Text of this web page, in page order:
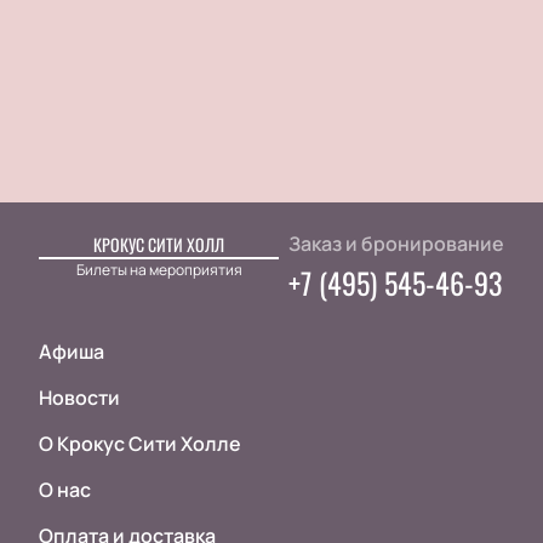
КРОКУС СИТИ ХОЛЛ
Билеты на мероприятия
Афиша
Новости
О Крокус Сити Холле
О нас
Оплата и доставка
Заказ и бронирование
+7 (495) 545-46-93